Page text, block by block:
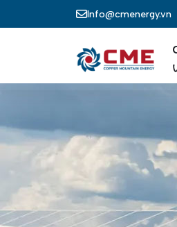
メインコンテンツに移動Info@cmenergy.vn